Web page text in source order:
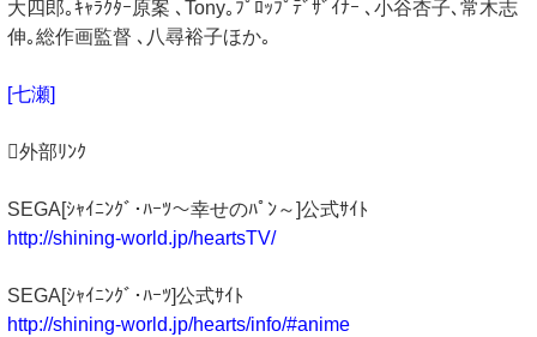
大四郎｡ｷｬﾗｸﾀｰ原案 ､Tony｡ﾌﾟﾛｯﾌﾟﾃﾞｻﾞｲﾅｰ ､小谷杏子､常木志
伸｡総作画監督 ､八尋裕子ほか｡
[七瀬]
外部ﾘﾝｸ
SEGA[ｼｬｲﾆﾝｸﾞ･ﾊｰﾂ～幸せのﾊﾟﾝ～]公式ｻｲﾄ
http://shining-world.jp/heartsTV/
SEGA[ｼｬｲﾆﾝｸﾞ･ﾊｰﾂ]公式ｻｲﾄ
http://shining-world.jp/hearts/info/#anime